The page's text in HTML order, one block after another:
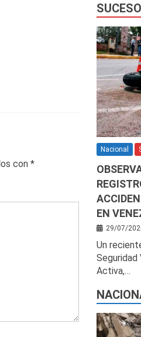
con *
Nacional
EN
29/07/
Un
Seguridad
Activa,…